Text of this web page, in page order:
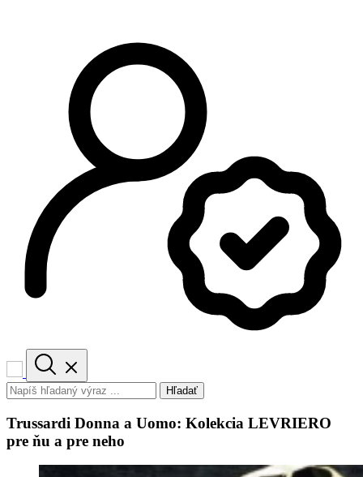
Hľadať
Trussardi Donna a Uomo: Kolekcia LEVRIERO
pre ňu a pre neho